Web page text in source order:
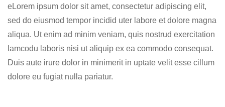
eLorem ipsum dolor sit amet, consectetur adipiscing elit,
sed do eiusmod tempor incidid uter labore et dolore magna
aliqua. Ut enim ad minim veniam, quis nostrud exercitation
lamcodu laboris nisi ut aliquip ex ea commodo consequat.
Duis aute irure dolor in minimerit in uptate velit esse cillum
dolore eu fugiat nulla pariatur.